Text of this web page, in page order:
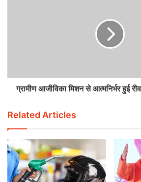
ग्रामीण आजीविका मिशन से आत्मनिर्भर हुई
Related Articles